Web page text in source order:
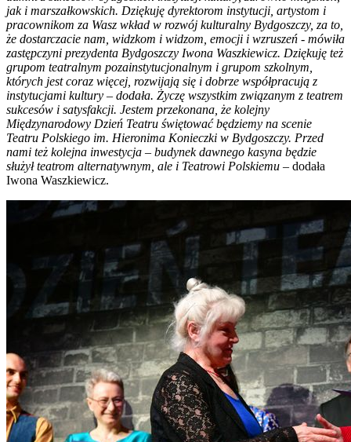
jak i marszałkowskich. Dziękuję dyrektorom instytucji, artystom i
pracownikom za Wasz wkład w rozwój kulturalny Bydgoszczy, za to,
że dostarczacie nam, widzkom i widzom, emocji i wzruszeń - mówiła
zastępczyni prezydenta Bydgoszczy Iwona Waszkiewicz. Dziękuję też
grupom teatralnym pozainstytucjonalnym i grupom szkolnym,
których jest coraz więcej, rozwijają się i dobrze współpracują z
instytucjami kultury – dodała. Życzę wszystkim związanym z teatrem
sukcesów i satysfakcji. Jestem przekonana, że kolejny
Międzynarodowy Dzień Teatru świętować będziemy na scenie
Teatru Polskiego im. Hieronima Konieczki w Bydgoszczy. Przed
nami też kolejna inwestycja – budynek dawnego kasyna będzie
służył teatrom alternatywnym, ale i Teatrowi Polskiemu – dodała
Iwona Waszkiewicz.